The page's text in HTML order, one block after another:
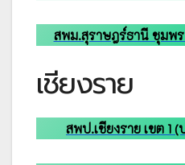
สพม.สุราษฎร์ธานี ชุมพ
เชียงราย
สพป.เชียงราย เขต 1